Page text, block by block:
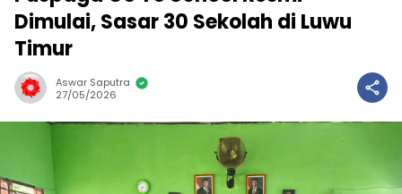
Dimulai, Sasar 30 Sekolah di Luwu
Timur
Aswar Saputra
27/05/2026